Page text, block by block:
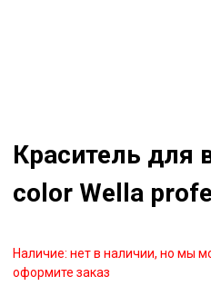
Краситель для
color Wella
Наличие:нет в наличии, но мы
оформите заказ